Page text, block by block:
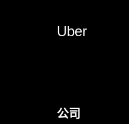
Uber
公司